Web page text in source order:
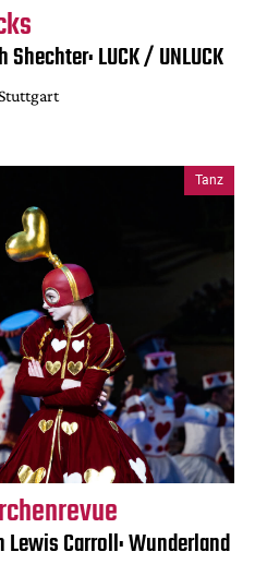
LUCK / UNLUCK
Tanz
Lewis Carroll: Wunderland